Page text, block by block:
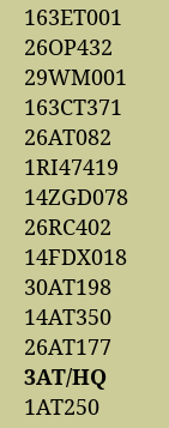
163ET001
26OP432
29WM001
163CT371
26AT082
1RI47419
14ZGD078
26RC402
14FDX018
30AT198
14AT350
26AT177
3AT/HQ
1AT250